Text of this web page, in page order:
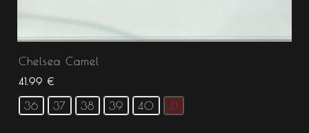
Chelsea Camel
41.99 €
36 37 38 39 40 41